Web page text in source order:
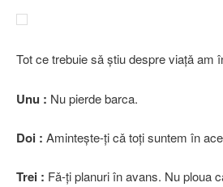
Tot ce trebuie sǎ ştiu despre viaţǎ am
Unu : Nu pierde barca.
Doi : Aminteşte-ţi cǎ toţi suntem în
Trei : Fǎ-ţi planuri în avans. Nu ploua